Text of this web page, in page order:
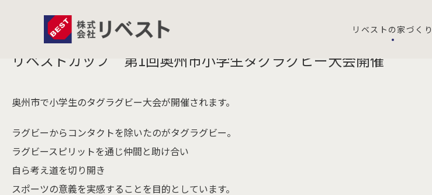
リベストの家づくり
リベストカップ 第1回奥州市小学生タグラグビー大会開催
奥州市で小学生のタグラグビー大会が開催されます。
ラグビーからコンタクトを除いたのがタグラグビー。
ラグビースピリットを通じ仲間と助け合い
自ら考え道を切り開き
スポーツの意義を実感することを目的としています。